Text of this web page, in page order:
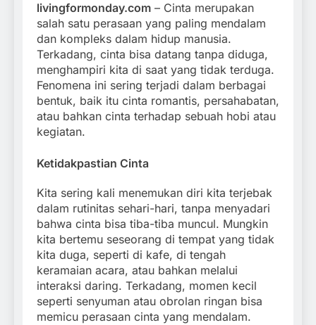
livingformonday.com – Cinta merupakan
salah satu perasaan yang paling mendalam
dan kompleks dalam hidup manusia.
Terkadang, cinta bisa datang tanpa diduga,
menghampiri kita di saat yang tidak terduga.
Fenomena ini sering terjadi dalam berbagai
bentuk, baik itu cinta romantis, persahabatan,
atau bahkan cinta terhadap sebuah hobi atau
kegiatan.
Ketidakpastian Cinta
Kita sering kali menemukan diri kita terjebak
dalam rutinitas sehari-hari, tanpa menyadari
bahwa cinta bisa tiba-tiba muncul. Mungkin
kita bertemu seseorang di tempat yang tidak
kita duga, seperti di kafe, di tengah
keramaian acara, atau bahkan melalui
interaksi daring. Terkadang, momen kecil
seperti senyuman atau obrolan ringan bisa
memicu perasaan cinta yang mendalam.